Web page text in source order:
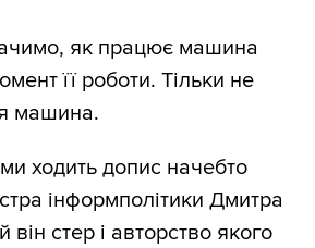
як працює машина
її роботи. Тільки не
машина.
ходить допис начебто
інформполітики Дмитра
він стер і авторство якого